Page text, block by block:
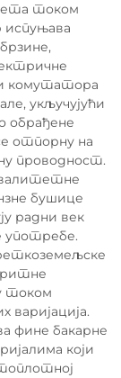
током
испуњава
комутатора
укључујући
обрађене
отпорну на
проводност.
бушице
радни век
употребе.
током
фине бакарне
који